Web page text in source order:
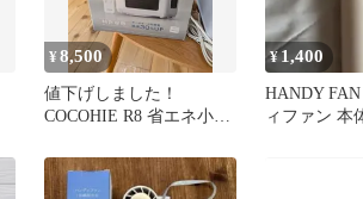
¥8,500
値下げしました！
COCOHIE R8 省エネ小型
デル
¥1,400
HANDY
ィファン